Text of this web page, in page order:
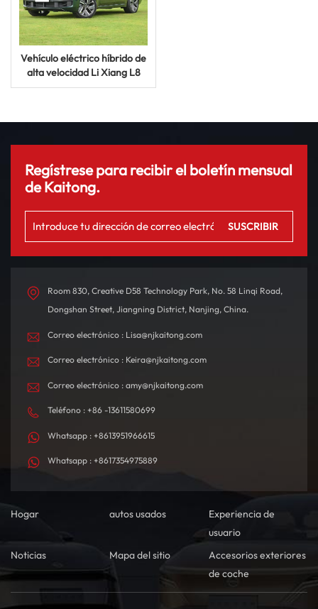
Vehículo eléctrico híbrido de
alta velocidad Li Xiang L8
New Auto, gran lujo, rango
Regístrese para recibir el boletín mensual
de Kaitong.
Room 830, Creative D58 Technology Park, No. 58 Linqi Road,
Dongshan Street, Jiangning District, Nanjing, China.
Correo electrónico : Lisa@njkaitong.com
Correo electrónico : Keira@njkaitong.com
Correo electrónico : amy@njkaitong.com
Teléfono : +86 -13611580699
Whatsapp : +8613951966615
Whatsapp : +8617354975889
Hogar autos usados
Experiencia de
usuario
Noticias
Mapa del sitio
Accesorios exteriores
de coche